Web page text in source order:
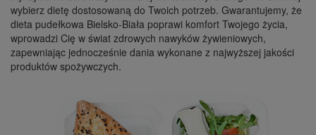
wybierz dietę dostosowaną do Twoich potrzeb. Gwarantujemy, że
dieta pudełkowa Bielsko-Biała poprawi komfort Twojego życia,
wprowadzi Cię w świat zdrowych nawyków żywieniowych,
zapewniając jednocześnie dania wykonane z najwyższej jakości
produktów spożywczych.